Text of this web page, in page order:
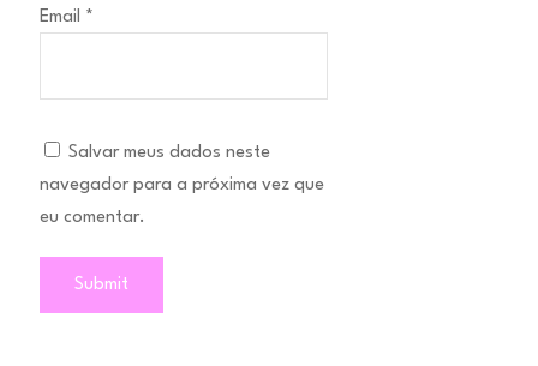
Email *
Salvar meus dados neste
navegador para a próxima vez que
eu comentar.